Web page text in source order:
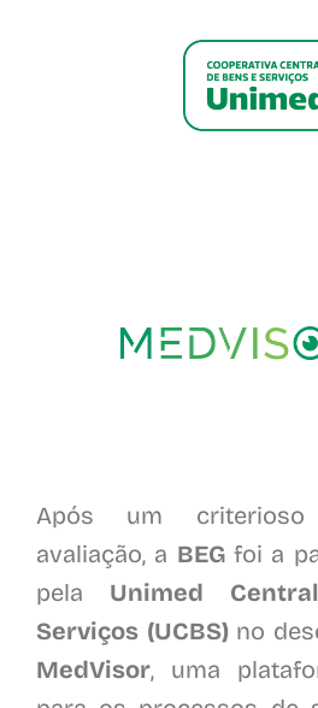
Após um
avaliação, a BEGfoi a
pela Unimed
Serviços (UCBS)no
MedVisor, uma